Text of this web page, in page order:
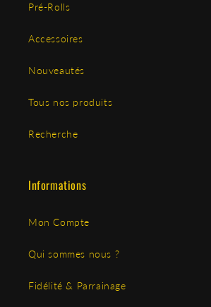
Pré-Rolls
Accessoires
Nouveautés
Tous nos produits
Recherche
Informations
Mon Compte
Qui sommes nous ?
Fidélité & Parrainage